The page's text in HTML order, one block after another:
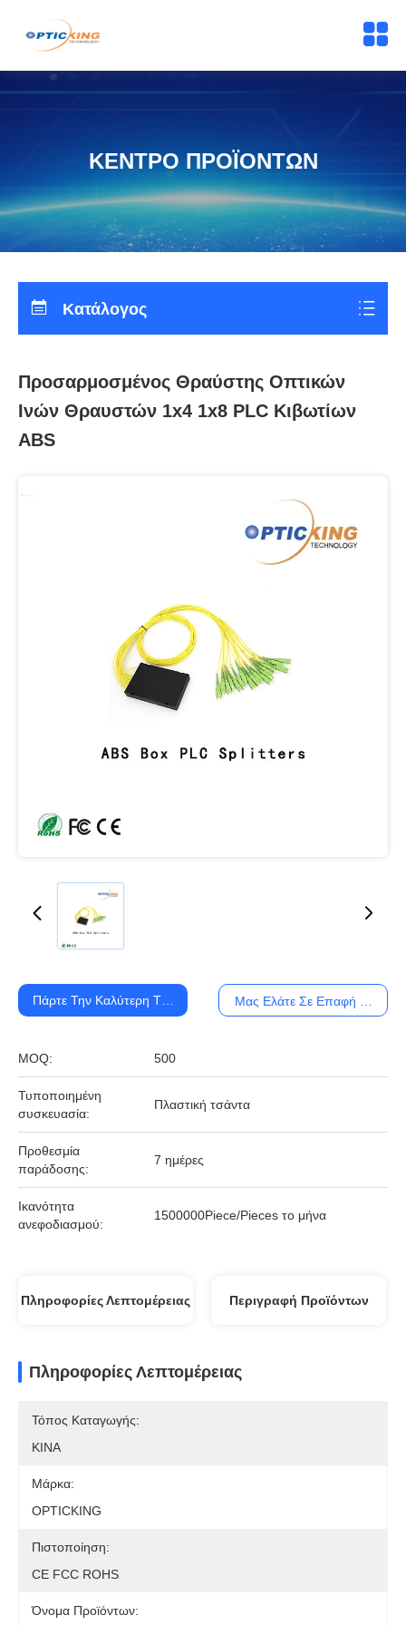
ΚΕΝΤΡΟ ΠΡΟΪΟΝΤΩΝ
Κατάλογος
Προσαρμοσμένος Θραύστης Οπτικών
Ινών Θραυστών 1x4 1x8 PLC Κιβωτίων
ABS
MOQ: 500
Τυποποιημένη
συσκευασία:
Πλαστική τσάντα
Προθεσμία
παράδοσης:
7 ημέρες
Ικανότητα
ανεφοδιασμού:
1500000Piece/Pieces το μήνα
Πάρτε Την Καλύτερη Τιμή Μας Ελάτε Σε Επαφή Με
Πληροφορίες Λεπτομέρειας Περιγραφή Προϊόντων
Πληροφορίες Λεπτομέρειας
Τόπος Καταγωγής:
ΚΙΝΑ
Μάρκα:
OPTICKING
Πιστοποίηση:
CE FCC ROHS
Όνομα Προϊόντων: